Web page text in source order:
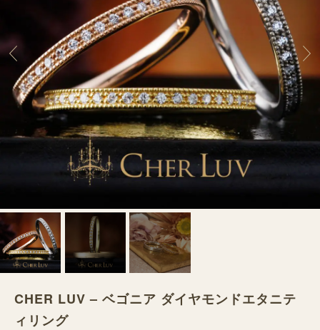
CHER LUV – ベゴニア ダイヤモンドエタニテ
ィリング